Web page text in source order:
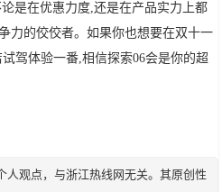
是在优惠力度,还是在产品实力上都
力的佼佼者。如果你也想要在双十一
驾体验一番,相信探索06会是你的超
人观点，与浙江热线网无关。其原创性